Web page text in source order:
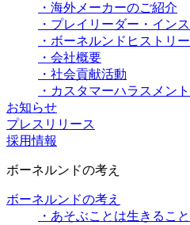
・海外メーカーのご紹介
・プレイリーダー・イン
・ボーネルンドヒストリー
・会社概要
・社会貢献活動
・カスタマーハラスメン
お知らせ
プレスリリース
採用情報
ボーネルンドの考え
ボーネルンドの考え
・あそぶことは生きること